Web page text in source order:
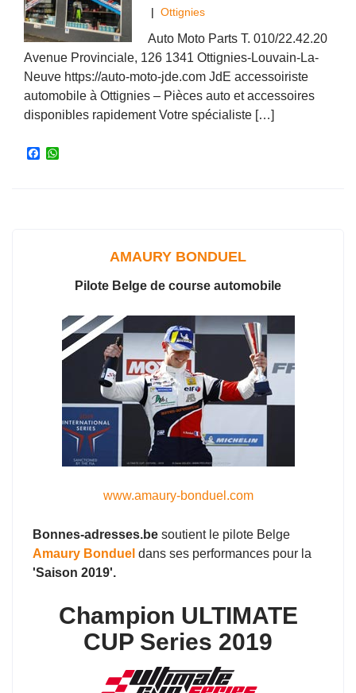
| Ottignies
Auto Moto Parts T. 010/22.42.20
Avenue Provinciale, 126 1341 Ottignies-Louvain-La-
Neuve https://auto-moto-jde.com JdE accessoiriste
automobile à Ottignies – Pièces auto et accessoires
disponibles rapidement Votre spécialiste […]
F
AMAURY BONDUEL
Pilote Belge de course automobile
www.amaury-bonduel.com
Bonnes-adresses.be soutient le pilote Belge
Amaury Bonduel dans ses performances pour la
'Saison 2019'.
Champion ULTIMATE
CUP Series 2019